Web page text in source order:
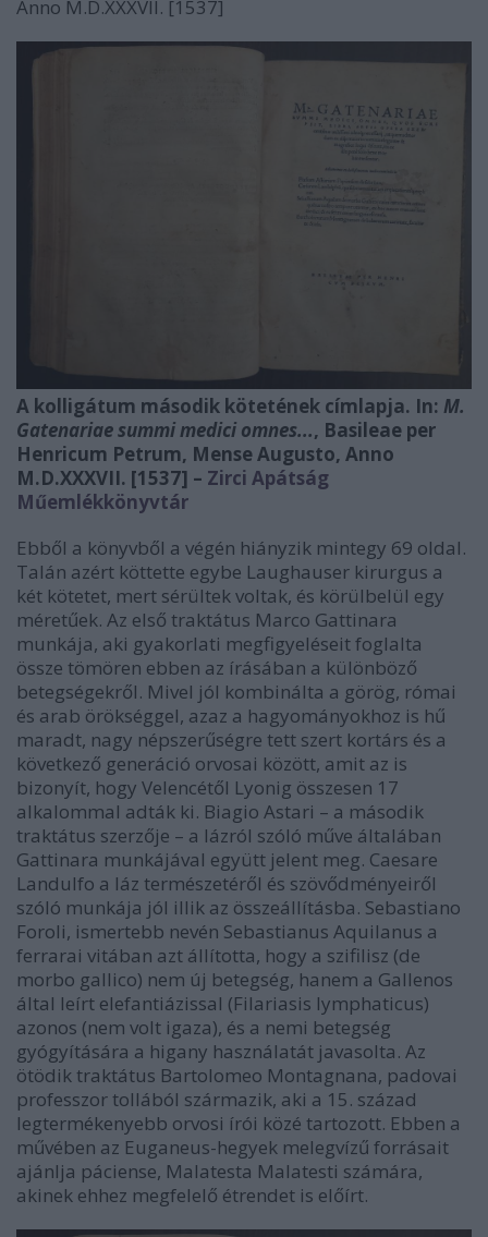
Anno M.D.XXXVII. [1537]
A kolligátum második kötetének címlapja. In: M.
Gatenariae summi medici omnes..., Basileae per
Henricum Petrum, Mense Augusto, Anno
M.D.XXXVII. [1537] – Zirci Apátság
Műemlékkönyvtár
Ebből a könyvből a végén hiányzik mintegy 69 oldal.
Talán azért köttette egybe Laughauser kirurgus a
két kötetet, mert sérültek voltak, és körülbelül egy
méretűek. Az első traktátus Marco Gattinara
munkája, aki gyakorlati megfigyeléseit foglalta
össze tömören ebben az írásában a különböző
betegségekről. Mivel jól kombinálta a görög, római
és arab örökséggel, azaz a hagyományokhoz is hű
maradt, nagy népszerűségre tett szert kortárs és a
következő generáció orvosai között, amit az is
bizonyít, hogy Velencétől Lyonig összesen 17
alkalommal adták ki. Biagio Astari – a második
traktátus szerzője – a lázról szóló műve általában
Gattinara munkájával együtt jelent meg. Caesare
Landulfo a láz természetéről és szövődményeiről
szóló munkája jól illik az összeállításba. Sebastiano
Foroli, ismertebb nevén Sebastianus Aquilanus a
ferrarai vitában azt állította, hogy a szifilisz (de
morbo gallico) nem új betegség, hanem a Gallenos
által leírt elefantiázissal (Filariasis lymphaticus)
azonos (nem volt igaza), és a nemi betegség
gyógyítására a higany használatát javasolta. Az
ötödik traktátus Bartolomeo Montagnana, padovai
professzor tollából származik, aki a 15. század
legtermékenyebb orvosi írói közé tartozott. Ebben a
művében az Euganeus-hegyek melegvízű forrásait
ajánlja páciense, Malatesta Malatesti számára,
akinek ehhez megfelelő étrendet is előírt.